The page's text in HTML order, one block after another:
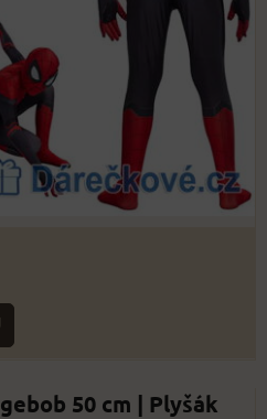
50 cm | Plyšák